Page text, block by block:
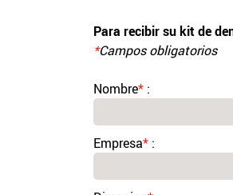
Para recibir su kit de
*Campos obligatorios
Nombre* :
Empresa* :